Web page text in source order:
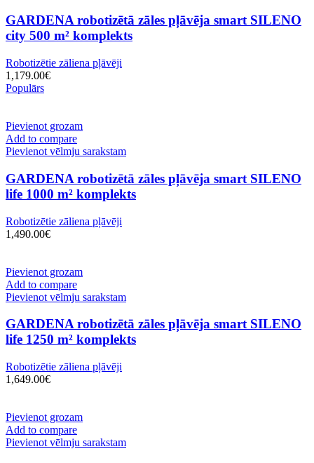
GARDENA robotizētā zāles pļāvēja smart SILENO
city 500 m² komplekts
Robotizētie zāliena pļāvēji
1,179.00€
Populārs
Pievienot grozam
Add to compare
Pievienot vēlmju sarakstam
GARDENA robotizētā zāles pļāvēja smart SILENO
life 1000 m² komplekts
Robotizētie zāliena pļāvēji
1,490.00€
Pievienot grozam
Add to compare
Pievienot vēlmju sarakstam
GARDENA robotizētā zāles pļāvēja smart SILENO
life 1250 m² komplekts
Robotizētie zāliena pļāvēji
1,649.00€
Pievienot grozam
Add to compare
Pievienot vēlmju sarakstam